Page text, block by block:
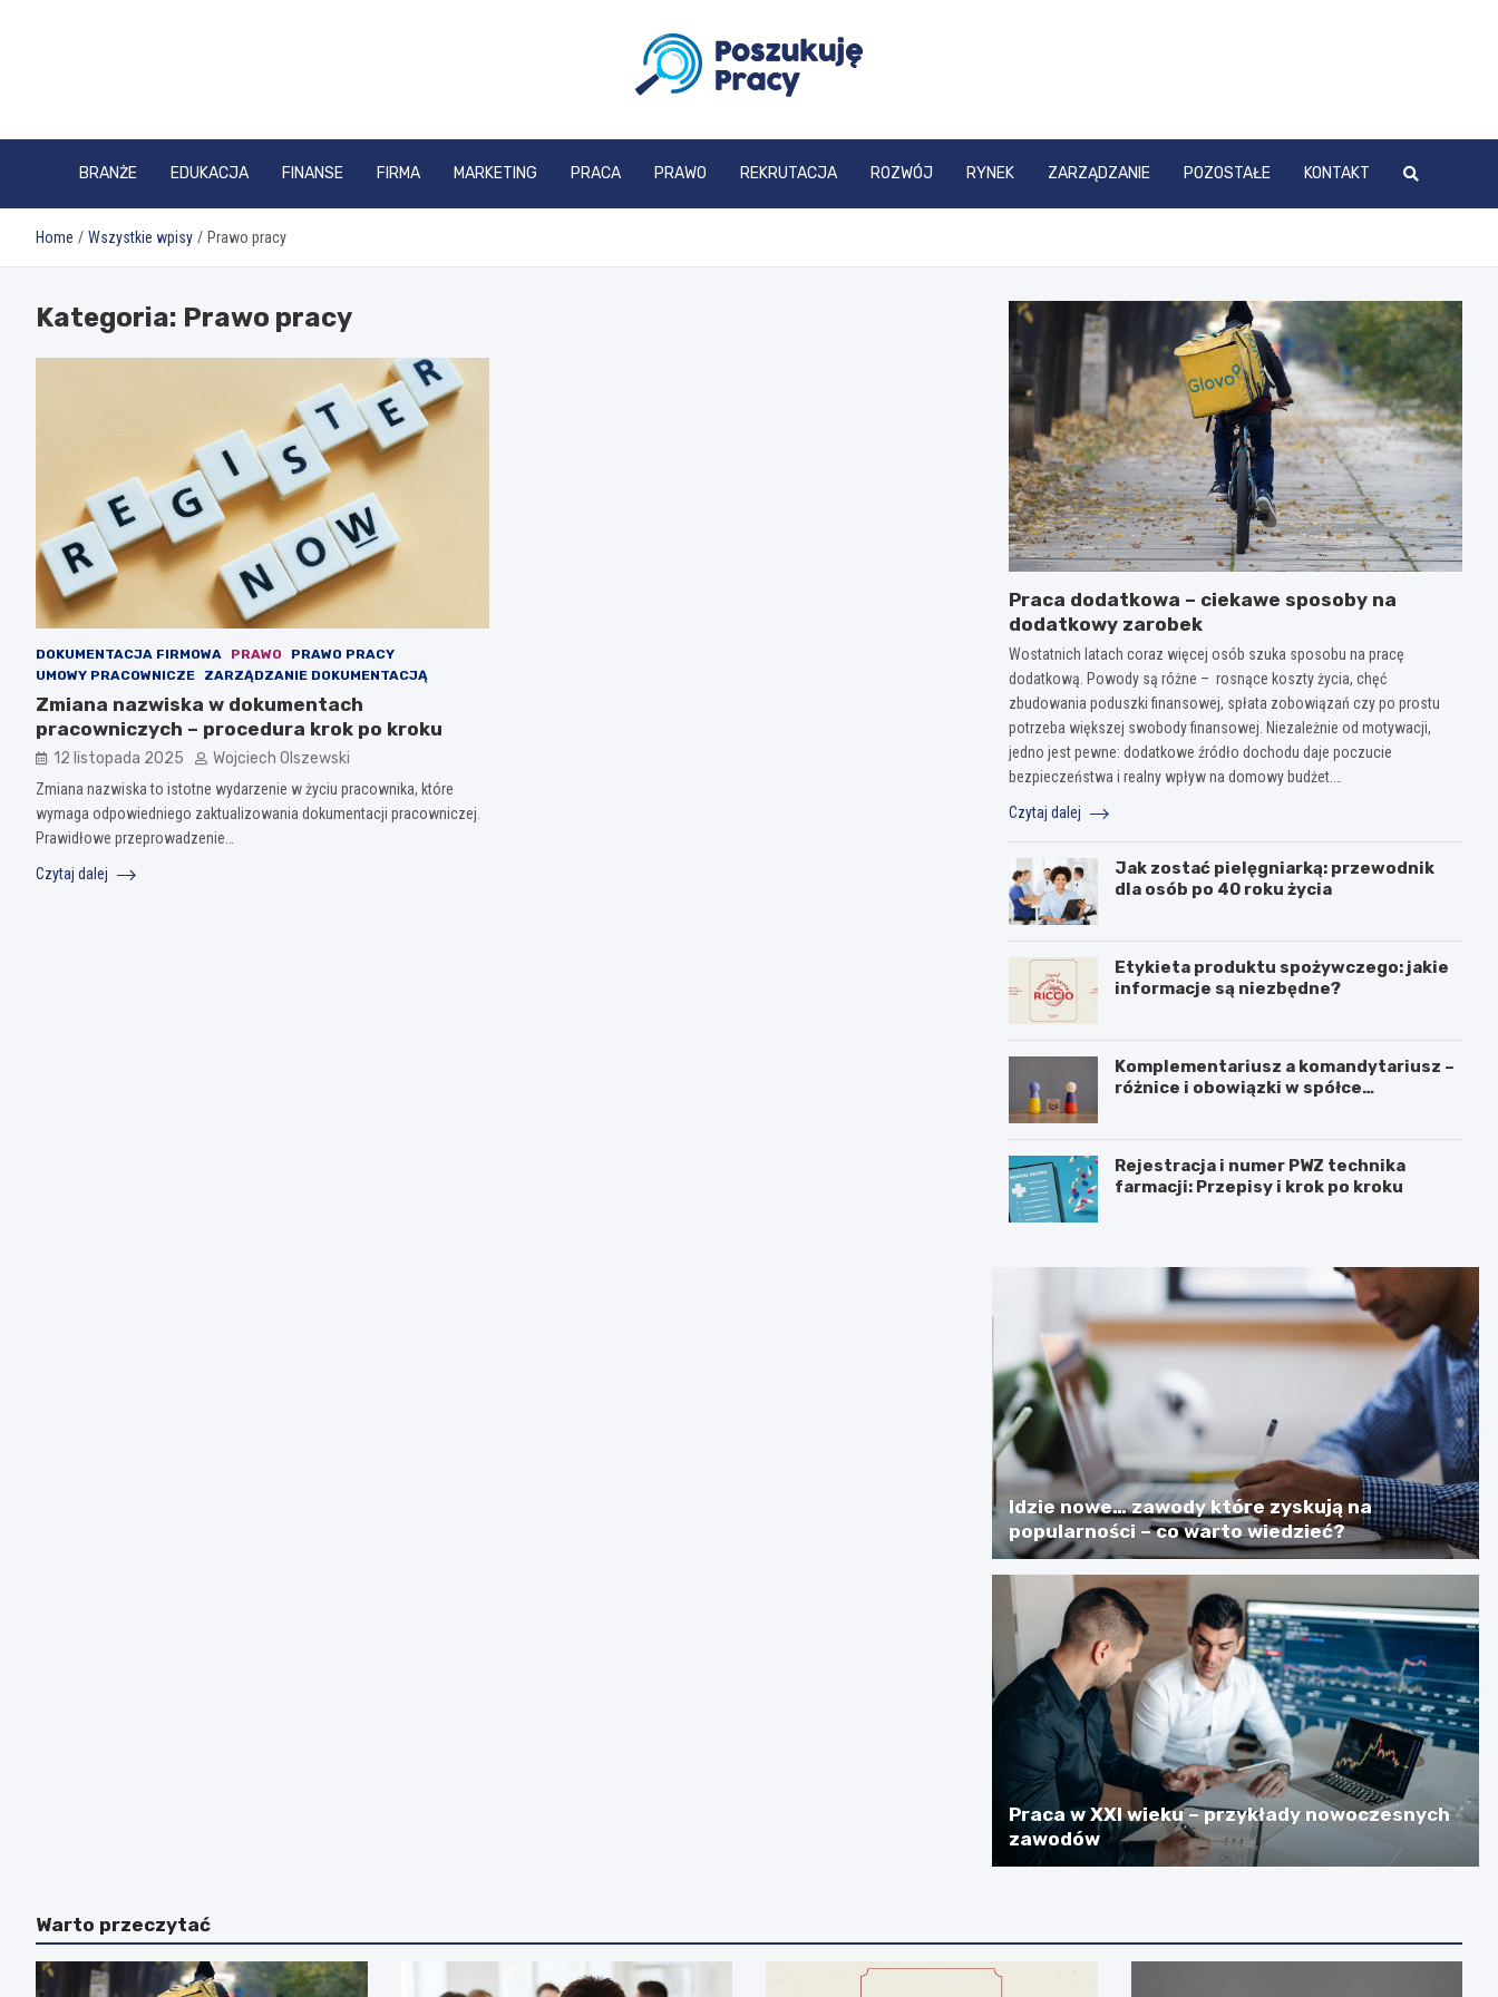
BRANŻE EDUKACJA FINANSE FIRMA MARKETING PRACA PRAWO REKRUTACJA ROZWÓJ RYNEK ZARZĄDZANIE POZOSTAŁE KONTAKT
Home Wszystkie wpisy Prawo pracy
Kategoria: Prawo pracy
DOKUMENTACJA FIRMOWA PRAWO
PRAWO PRACY
UMOWY PRACOWNICZE
ZARZĄDZANIE DOKUMENTACJĄ
Zmiana nazwiska w dokumentach
pracowniczych – procedura krok po kroku
12 listopada 2025 Wojciech Olszewski
Zmiana nazwiska to istotne wydarzenie w życiu pracownika, które
wymaga odpowiedniego zaktualizowania dokumentacji pracowniczej.
Prawidłowe przeprowadzenie…
Czytaj dalej
Praca dodatkowa – ciekawe sposoby na
dodatkowy zarobek
Wostatnich latach coraz więcej osób szuka sposobu na pracę
dodatkową. Powody są różne – rosnące koszty życia, chęć
zbudowania poduszki finansowej, spłata zobowiązań czy po prostu
potrzeba większej swobody finansowej. Niezależnie od motywacji,
jedno jest pewne: dodatkowe źródło dochodu daje poczucie
bezpieczeństwa i realny wpływ na domowy budżet.…
Czytaj dalej
Jak zostać pielęgniarką: przewodnik
dla osób po 40 roku życia
Etykieta produktu spożywczego: jakie
informacje są niezbędne?
Komplementariusz a komandytariusz –
różnice i obowiązki w spółce
Rejestracja i numer PWZ technika
farmacji: Przepisy i krok po kroku
Idzie nowe… zawody które zyskują na
popularności – co warto wiedzieć?
Praca w XXI wieku – przykłady nowoczesnych
zawodów
Warto przeczytać